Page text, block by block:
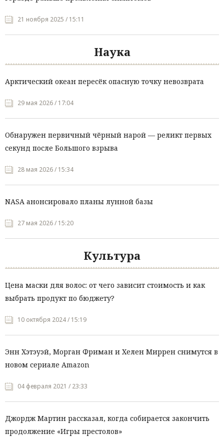
21 ноября 2025 / 15:11
Наука
Арктический океан пересёк опасную точку невозврата
29 мая 2026 / 17:04
Обнаружен первичный чёрный нарой — реликт первых
секунд после Большого взрыва
28 мая 2026 / 15:34
NASA анонсировало планы лунной базы
27 мая 2026 / 15:20
Культура
Цена маски для волос: от чего зависит стоимость и как
выбрать продукт по бюджету?
10 октября 2024 / 15:19
Энн Хэтэуэй, Морган Фриман и Хелен Миррен снимутся в
новом сериале Amazon
04 февраля 2021 / 23:33
Джордж Мартин рассказал, когда собирается закончить
продолжение «Игры престолов»